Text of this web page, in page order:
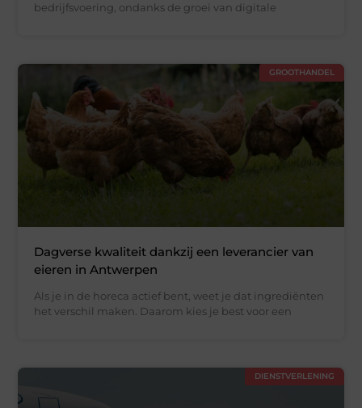
bedrijfsvoering, ondanks de groei van digitale
GROOTHANDEL
Dagverse kwaliteit dankzij een leverancier van
eieren in Antwerpen
Als je in de horeca actief bent, weet je dat ingrediënten
het verschil maken. Daarom kies je best voor een
DIENSTVERLENING